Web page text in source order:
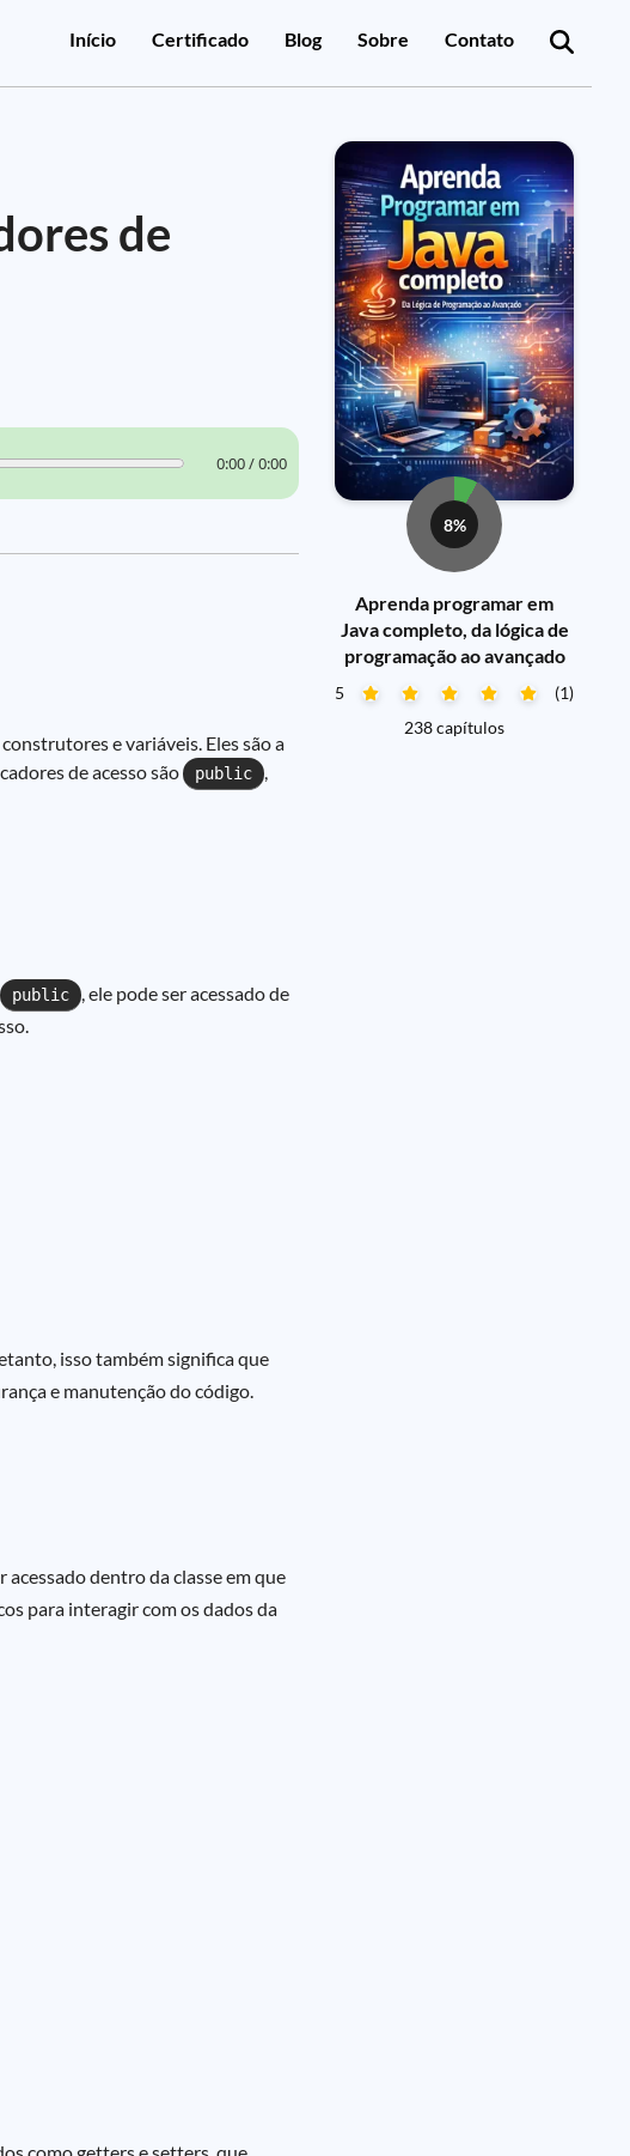
Início Certificado Blog Sobre Contato
de
0:00 / 0:00
e variáveis. Eles são a
de acesso são
public ,
public
, ele pode ser acessado de
isso também significa que
e manutenção do código.
acessado dentro da classe em que
para interagir com os dados da
8%
Aprenda programar em
Java completo, da lógica de
programação ao avançado
5
(1)
238 capítulos